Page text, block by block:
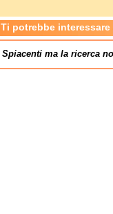
Ti potrebbe interessare
Spiacenti ma la ricerca